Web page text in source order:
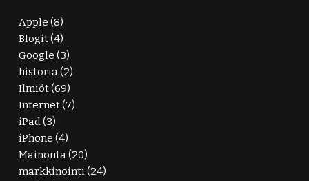
Apple (8)
Blogit(4)
Google (3)
historia(2)
Ilmiöt(69)
Internet(7)
iPad(3)
iPhone (4)
Mainonta(20)
markkinointi(24)